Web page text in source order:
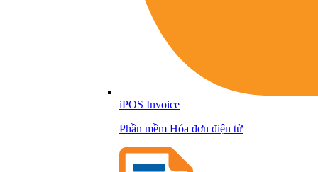
iPOS Invoice
Phần mềm Hóa đơn điện tử